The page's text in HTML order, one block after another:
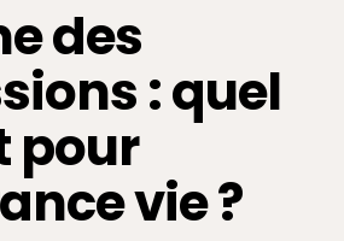
des
: quel
pour
vie ?